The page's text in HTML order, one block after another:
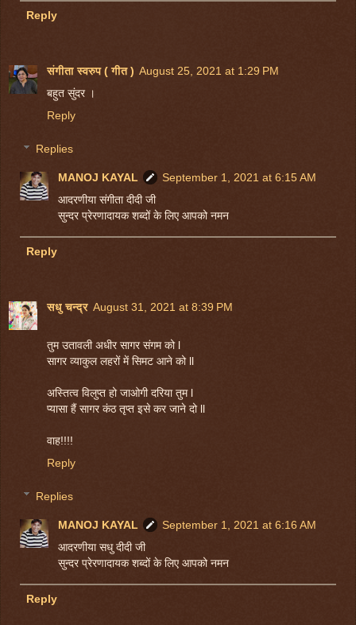
Reply
संगीता स्वरुप ( गीत ) August 25, 2021 at 1:29 PM
बहुत सुंदर ।
Reply
Replies
MANOJ KAYAL
September 1, 2021 at 6:15 AM
आदरणीया संगीता दीदी जी
सुन्दर प्रेरणादायक शब्दों के लिए आपको नमन
Reply
सधु चन्द्र August 31, 2021 at 8:39 PM
तुम उतावली अधीर सागर संगम को l
सागर व्याकुल लहरों में सिमट आने को ll
अस्तित्व विलुप्त हो जाओगी दरिया तुम l
प्यासा हैं सागर कंठ तृप्त इसे कर जाने दो ll
वाह!!!!
Reply
Replies
MANOJ KAYAL
September 1, 2021 at 6:16 AM
आदरणीया सधु दीदी जी
सुन्दर प्रेरणादायक शब्दों के लिए आपको नमन
Reply